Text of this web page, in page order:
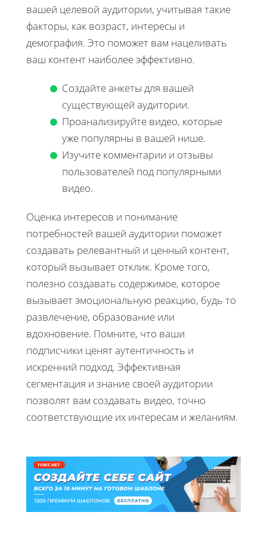
вашей целевой аудитории, учитывая такие
факторы, как возраст, интересы и
демография. Это поможет вам нацеливать
ваш контент наиболее эффективно.
Создайте анкеты для вашей
существующей аудитории.
Проанализируйте видео, которые
уже популярны в вашей нише.
Изучите комментарии и отзывы
пользователей под популярными
видео.
Оценка интересов и понимание
потребностей вашей аудитории поможет
создавать релевантный и ценный контент,
который вызывает отклик. Кроме того,
полезно создавать содержимое, которое
вызывает эмоциональную реакцию, будь то
развлечение, образование или
вдохновение. Помните, что ваши
подписчики ценят аутентичность и
искренний подход. Эффективная
сегментация и знание своей аудитории
позволят вам создавать видео, точно
соответствующие их интересам и желаниям.